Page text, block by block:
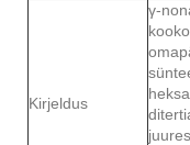
Kirjeldus
γ-